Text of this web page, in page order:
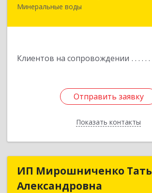
Минеральные воды
Клиентов на сопровождении
Отправить заявку
Показать контакты
357202, Ставропольский край,
Отправить заявку
Назад
ИП Мирошниченко
Александровна
ИП Мирошниченко